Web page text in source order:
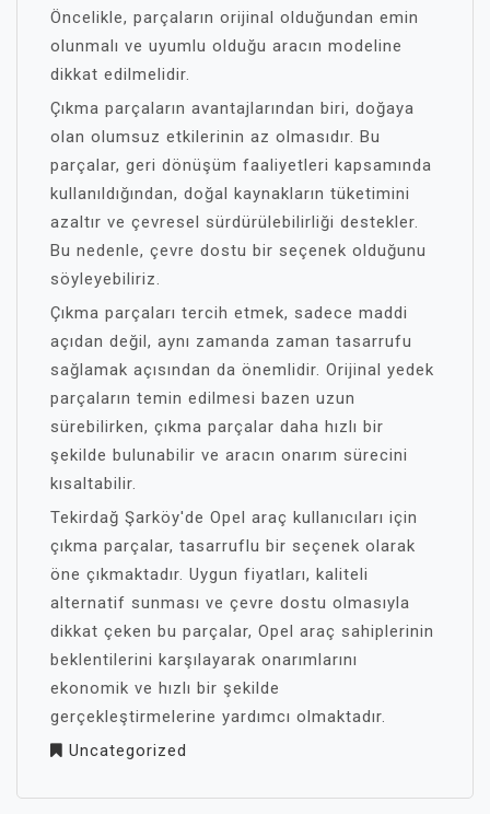
Öncelikle, parçaların orijinal olduğundan emin
olunmalı ve uyumlu olduğu aracın modeline
dikkat edilmelidir.
Çıkma parçaların avantajlarından biri, doğaya
olan olumsuz etkilerinin az olmasıdır. Bu
parçalar, geri dönüşüm faaliyetleri kapsamında
kullanıldığından, doğal kaynakların tüketimini
azaltır ve çevresel sürdürülebilirliği destekler.
Bu nedenle, çevre dostu bir seçenek olduğunu
söyleyebiliriz.
Çıkma parçaları tercih etmek, sadece maddi
açıdan değil, aynı zamanda zaman tasarrufu
sağlamak açısından da önemlidir. Orijinal yedek
parçaların temin edilmesi bazen uzun
sürebilirken, çıkma parçalar daha hızlı bir
şekilde bulunabilir ve aracın onarım sürecini
kısaltabilir.
Tekirdağ Şarköy'de Opel araç kullanıcıları için
çıkma parçalar, tasarruflu bir seçenek olarak
öne çıkmaktadır. Uygun fiyatları, kaliteli
alternatif sunması ve çevre dostu olmasıyla
dikkat çeken bu parçalar, Opel araç sahiplerinin
beklentilerini karşılayarak onarımlarını
ekonomik ve hızlı bir şekilde
gerçekleştirmelerine yardımcı olmaktadır.
Uncategorized